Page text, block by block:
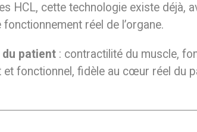
HCL, cette technologie existe déjà,
réel de l’organe.
patient : contractilité du muscle,
fonctionnel, fidèle au cœur réel du